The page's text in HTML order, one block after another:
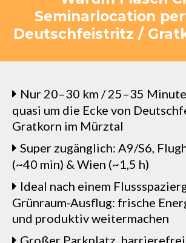
Seminarlocation
Deutschfeistritz /
Nur 20–30 km / 25–35
quasi um die Ecke von
Gratkorn im Mürztal
Super zugänglich: A9/S6,
(~40 min) & Wien (~1,5 h)
Ideal nach einem
Grünraum-Ausflug: frische
und produktiv weitermachen
Großer Parkplatz, barrierefrei,